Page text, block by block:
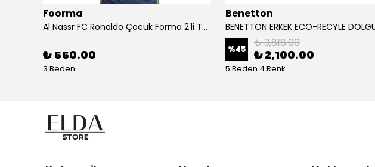
Foorma
Al Nassr FC Ronaldo Çocuk Forma 2'li Takım(Şort/T-Shirt)
₺ 550.00
3 Beden
Benetton
%45 ₺ 3,818.00
₺ 2,100.00
5 Beden 4 Renk